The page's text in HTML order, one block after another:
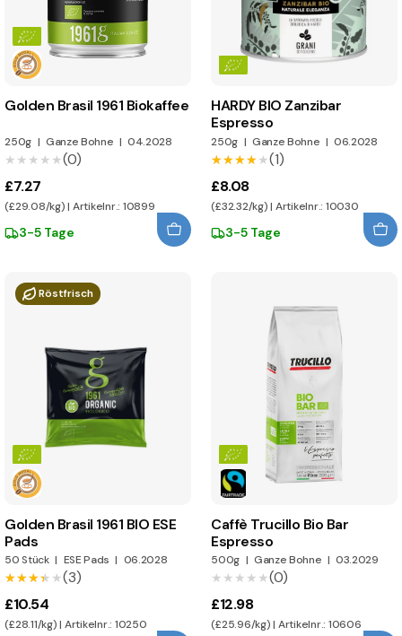
Golden Brasil 1961 Biokaffee
250g | Ganze Bohne | 04.2028
★★★★★
★★★★★(0)
£7.27
(£29.08/kg) | Artikelnr.: 10899
3-5 Tage
HARDY BIO Zanzibar
Espresso
250g | Ganze Bohne | 06.2028
★★★★★
★★★★★(1)
£8.08
(£32.32/kg) | Artikelnr.: 10030
3-5 Tage
Röstfrisch
Golden Brasil 1961 BIO ESE
Pads
50 Stück | ESE Pads | 06.2028
★★★★★
★★★★★(3)
£10.54
(£28.11/kg) | Artikelnr.: 10250
Caffè Trucillo Bio Bar
Espresso
500g | Ganze Bohne | 03.2029
★★★★★
★★★★★(0)
£12.98
(£25.96/kg) | Artikelnr.: 10606